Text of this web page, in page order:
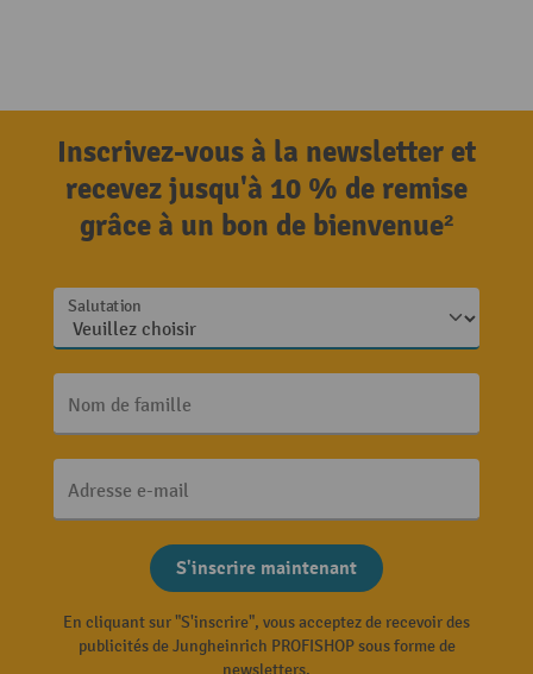
Inscrivez-vous à la newsletter et
recevez jusqu'à 10 % de remise
grâce à un bon de bienvenue²
Salutation
Nom de famille
Adresse e-mail
S'inscrire maintenant
En cliquant sur "S'inscrire", vous acceptez de recevoir des
publicités de Jungheinrich PROFISHOP sous forme de
newsletters.